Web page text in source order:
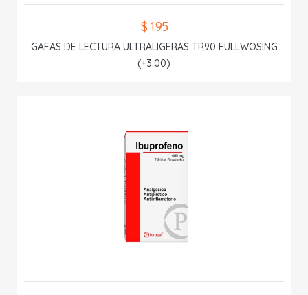
$ 1.95
GAFAS DE LECTURA ULTRALIGERAS TR90 FULLWOSING
(+3.00)